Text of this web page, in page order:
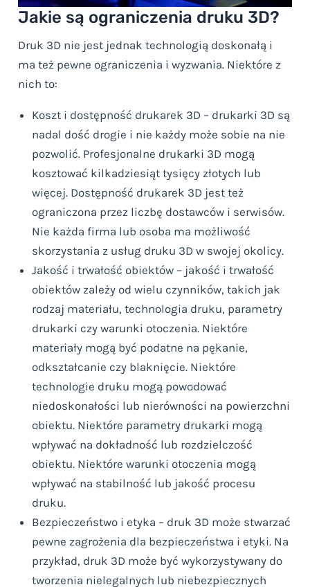
Jakie są ograniczenia druku 3D?
Druk 3D nie jest jednak technologią doskonałą i
ma też pewne ograniczenia i wyzwania. Niektóre z
nich to:
Koszt i dostępność drukarek 3D – drukarki 3D są
nadal dość drogie i nie każdy może sobie na nie
pozwolić. Profesjonalne drukarki 3D mogą
kosztować kilkadziesiąt tysięcy złotych lub
więcej. Dostępność drukarek 3D jest też
ograniczona przez liczbę dostawców i serwisów.
Nie każda firma lub osoba ma możliwość
skorzystania z usług druku 3D w swojej okolicy.
Jakość i trwałość obiektów – jakość i trwałość
obiektów zależy od wielu czynników, takich jak
rodzaj materiału, technologia druku, parametry
drukarki czy warunki otoczenia. Niektóre
materiały mogą być podatne na pękanie,
odkształcanie czy blaknięcie. Niektóre
technologie druku mogą powodować
niedoskonałości lub nierówności na powierzchni
obiektu. Niektóre parametry drukarki mogą
wpływać na dokładność lub rozdzielczość
obiektu. Niektóre warunki otoczenia mogą
wpływać na stabilność lub jakość procesu
druku.
Bezpieczeństwo i etyka – druk 3D może stwarzać
pewne zagrożenia dla bezpieczeństwa i etyki. Na
przykład, druk 3D może być wykorzystywany do
tworzenia nielegalnych lub niebezpiecznych